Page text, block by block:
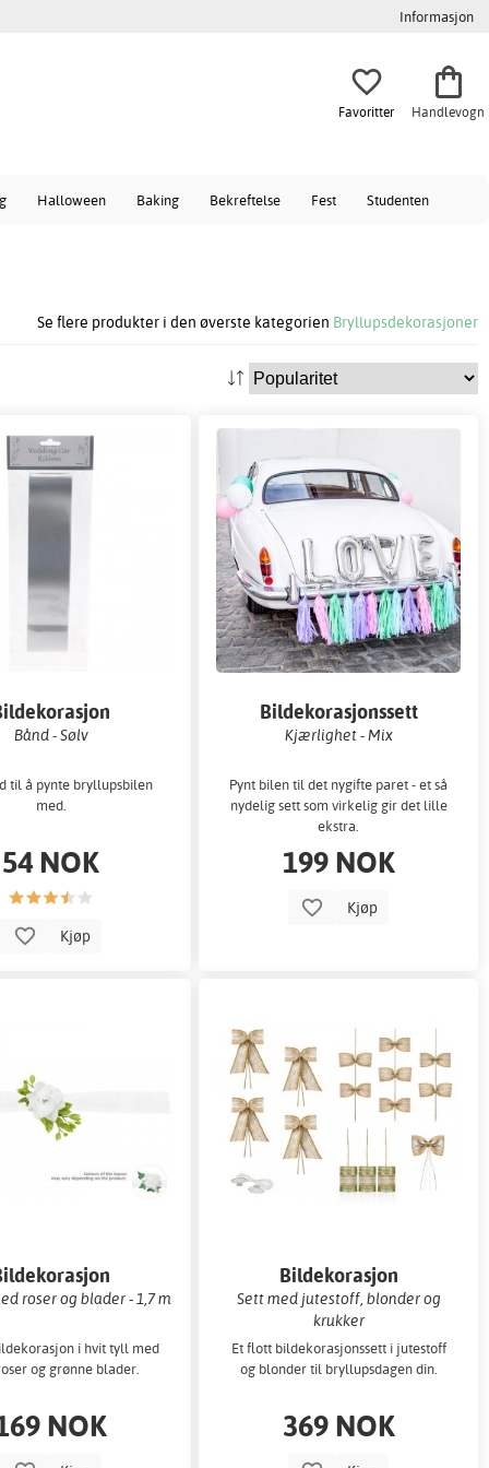
Informasjon
Favoritter Handlevogn
Halloween Baking Bekreftelse Fest Studenten
Se flere produkter i den øverste kategorien Bryllupsdekorasjoner
Bånd - Sølv
til å pynte bryllupsbilen
med.
54 NOK
Kjøp
Bildekorasjonssett
Kjærlighet - Mix
Pynt bilen til det nygifte paret - et så
nydelig sett som virkelig gir det lille
ekstra.
199 NOK
Kjøp
roser og blader - 1,7 m
i hvit tyll med
og grønne blader.
NOK
Bildekorasjon
Sett med jutestoff, blonder og
krukker
Et flott bildekorasjonssett i jutestoff
og blonder til bryllupsdagen din.
369 NOK